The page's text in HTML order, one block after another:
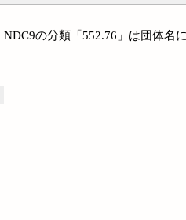
NDC9の分類「552.76」は団体名